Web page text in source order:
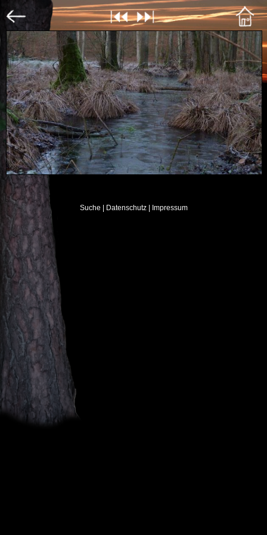
Suche | Datenschutz | Impressum